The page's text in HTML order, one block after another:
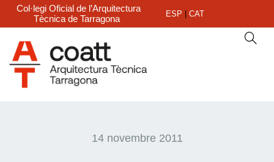
Col·legi Oficial de l’Arquitectura
Tècnica de Tarragona
ESP CAT
14 novembre 2011